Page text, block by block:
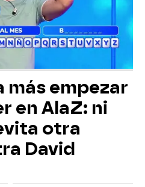
más empezar
en AlaZ: ni
otra
David